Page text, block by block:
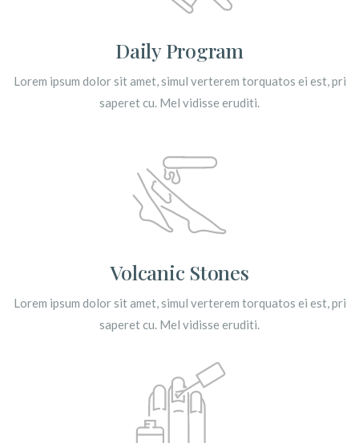
Daily Program
Lorem ipsum dolor sit amet, simul verterem torquatos ei est, pri
saperet cu. Mel vidisse eruditi.
Volcanic Stones
Lorem ipsum dolor sit amet, simul verterem torquatos ei est, pri
saperet cu. Mel vidisse eruditi.